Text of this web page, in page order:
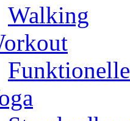
Walking